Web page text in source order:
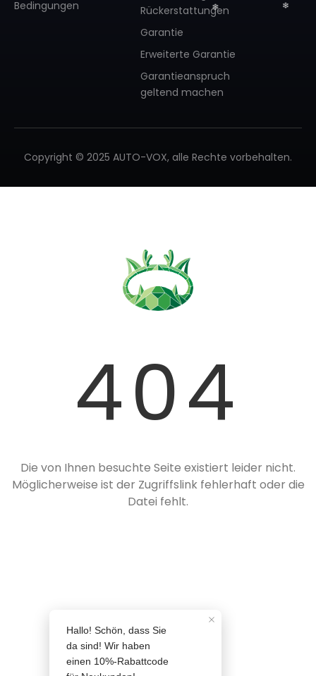
Bedingungen
Rückerstattungen
Garantie
Erweiterte Garantie
Garantieanspruch
geltend machen
Copyright © 2025 AUTO-VOX, alle Rechte vorbehalten.
404
Die von Ihnen besuchte Seite existiert leider nicht.
Möglicherweise ist der Zugriffslink fehlerhaft oder die
Datei fehlt.
❄
❄
❄
❄